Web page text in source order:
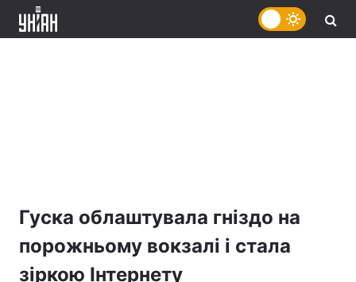
Гуска облаштувала гніздо на
порожньому вокзалі і стала
зіркою Інтернету